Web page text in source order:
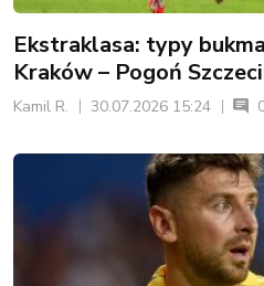
Ekstraklasa: typy
Kraków – Pogoń
Kamil R. 30.07.2026 15:24